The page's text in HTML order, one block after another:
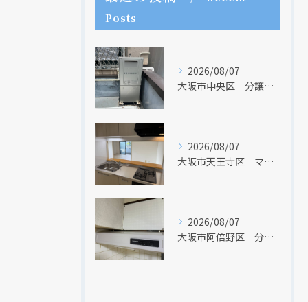
Posts
2026/08/07
大阪市中央区 分譲マンションの給湯器取替リフォーム工事 UV除菌機能搭載給湯器
2026/08/07
大阪市天王寺区 マンションのキッチン取替及び内装リフォーム工事 クリナップ
2026/08/07
大阪市阿倍野区 分譲マンションのレンジフード取替リフォーム工事 タカラスタンダード
現在、新聞に入っている折込チラシです。
クリックでチラシのページにジャンプします
現在、新聞に入っている折込チラシです。
クリックでチラシのページにジャンプします